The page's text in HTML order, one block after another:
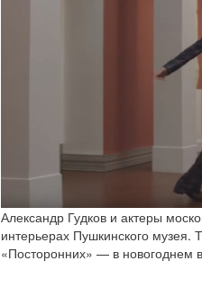
Александр Гудков и актеры
интерьерах Пушкинского музея.
«Посторонних» — в новогоднем